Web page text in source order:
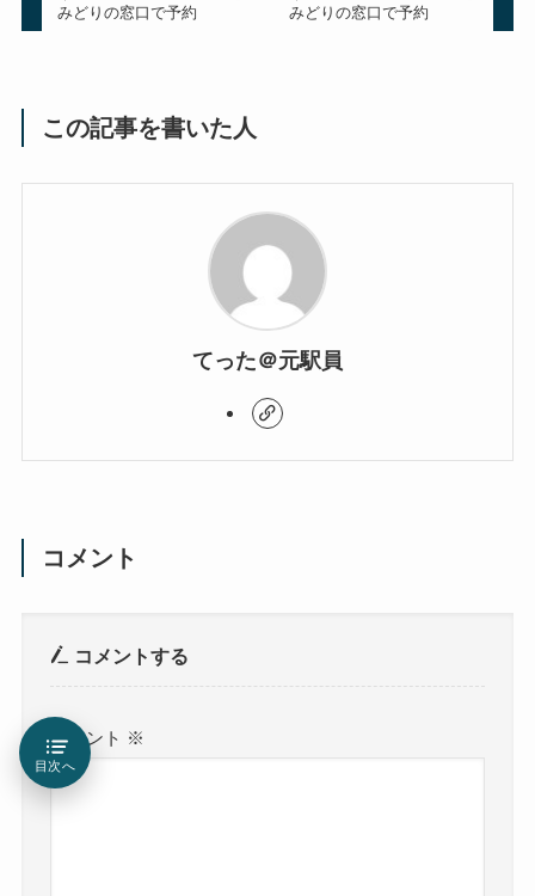
みどりの窓口で予約
みどりの窓口で予約
この記事を書いた人
てった＠元駅員
コメント
コメントする
コメント ※
目次へ